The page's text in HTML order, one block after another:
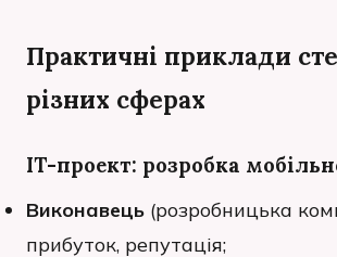
Практичні приклади
різних сферах
IT-проект: розробка
Виконавець (розробницька
прибуток, репутація;